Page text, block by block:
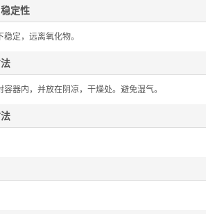
定性
稳定，远离氧化物。
容器内，并放在阴凉，干燥处。避免湿气。